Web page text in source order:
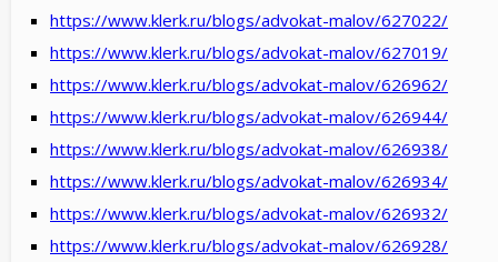
https://www.klerk.ru/blogs/advokat-malov/627022/
https://www.klerk.ru/blogs/advokat-malov/627019/
https://www.klerk.ru/blogs/advokat-malov/626962/
https://www.klerk.ru/blogs/advokat-malov/626944/
https://www.klerk.ru/blogs/advokat-malov/626938/
https://www.klerk.ru/blogs/advokat-malov/626934/
https://www.klerk.ru/blogs/advokat-malov/626932/
https://www.klerk.ru/blogs/advokat-malov/626928/